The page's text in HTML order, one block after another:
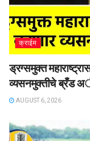
क्राईम
ड्रग्समुक्त
व्यसनमुक्तीचे ब्रँड
AUGUST 6, 2026